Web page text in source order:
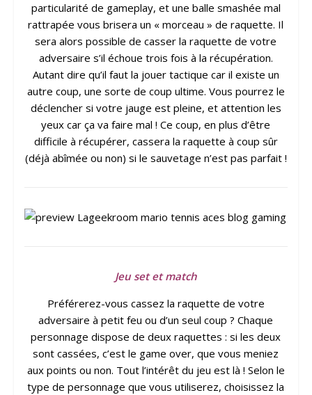
particularité de gameplay, et une balle smashée mal
rattrapée vous brisera un « morceau » de raquette. Il
sera alors possible de casser la raquette de votre
adversaire s’il échoue trois fois à la récupération.
Autant dire qu’il faut la jouer tactique car il existe un
autre coup, une sorte de coup ultime. Vous pourrez le
déclencher si votre jauge est pleine, et attention les
yeux car ça va faire mal ! Ce coup, en plus d’être
difficile à récupérer, cassera la raquette à coup sûr
(déjà abîmée ou non) si le sauvetage n’est pas parfait !
Jeu set et match
Préférerez-vous cassez la raquette de votre
adversaire à petit feu ou d’un seul coup ? Chaque
personnage dispose de deux raquettes : si les deux
sont cassées, c’est le game over, que vous meniez
aux points ou non. Tout l’intérêt du jeu est là ! Selon le
type de personnage que vous utiliserez, choisissez la